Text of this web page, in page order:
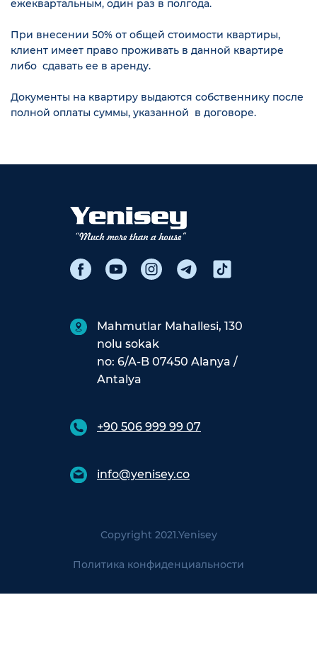
ежеквартальным, один раз в полгода.
При внесении 50% от общей стоимости квартиры,
клиент имеет право проживать в данной квартире
либо сдавать ее в аренду.
Документы на квартиру выдаются собственнику после
полной оплаты суммы, указанной в договоре.
Mahmutlar Mahallesi, 130
nolu sokak
no: 6/A-B 07450 Alanya /
Antalya
+90 506 999 99 07
info@yenisey.co
Copyright 2021.Yenisey
Политика конфиденциальности